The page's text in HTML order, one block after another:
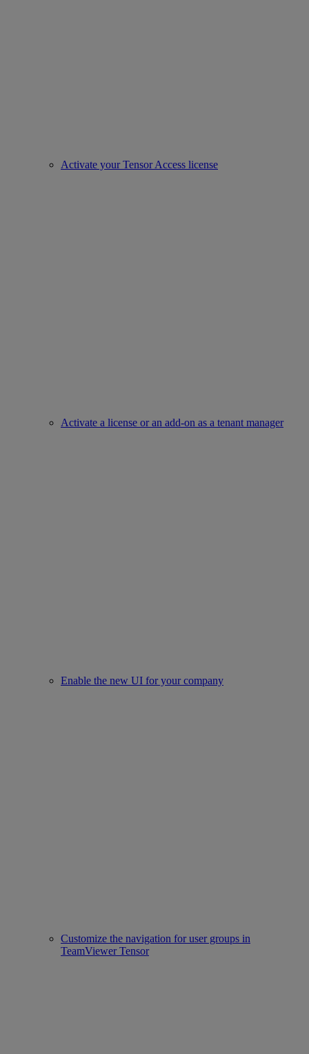
Activate your Tensor Access license
Activate a license or an add-on as a tenant manager
Enable the new UI for your company
Customize the navigation for user groups in
TeamViewer Tensor